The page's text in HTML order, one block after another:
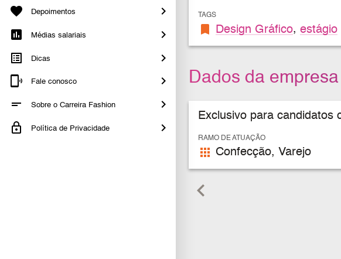
Depoimentos
Médias salariais
Dicas
Fale conosco
Sobre o Carreira Fashion
Política de Privacidade
TAGS
bookmark Design Gráfico, estágio
Dados da empresa
Exclusivo para candidatos
RAMO DE ATUAÇÃO
apps Confecção, Varejo
keyboard_arrow_left